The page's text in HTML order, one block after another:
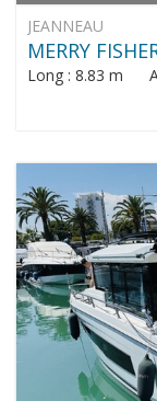
JEANNEAU
MERRY
Long : 8.83 m